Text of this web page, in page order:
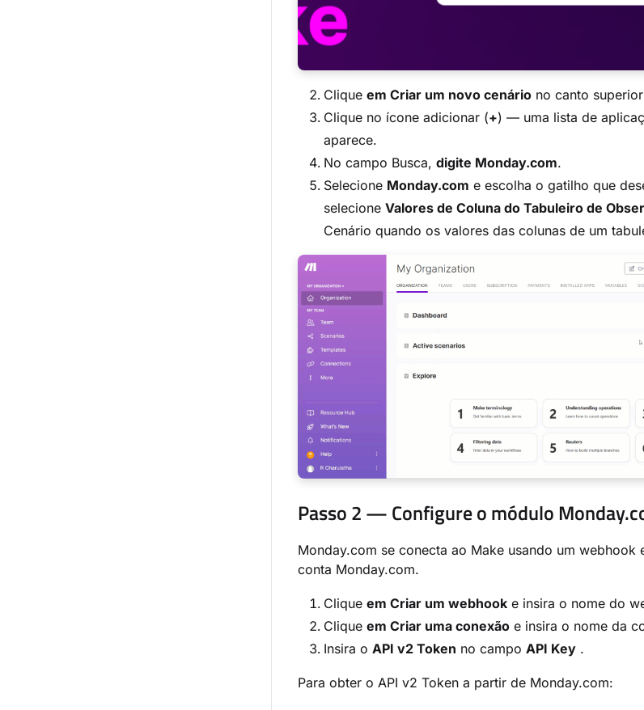
Clique em Criar um novo cenário no canto
Clique no ícone adicionar (+) — uma lista de
aparece.
No campo Busca, digite Monday.com.
Selecione Monday.com e escolha o gatilho que
selecione Valores de Coluna do Tabuleiro de
Cenário quando os valores das colunas de um
Passo 2 — Configure o módulo
Monday.com se conecta ao Make usando um webhook
conta Monday.com.
Clique em Criar um webhook e insira o nome do
Clique em Criar uma conexão e insira o nome da
Insira o API v2 Token no campo API Key .
Para obter o API v2 Token a partir de Monday.com: